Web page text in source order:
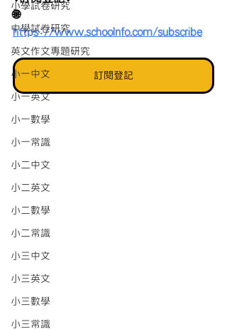
小學試卷研究
中學試卷研究
英文作文專題研究
小一中文
小一英文
小一數學
小一常識
小二中文
小二英文
小二數學
小二常識
小三中文
小三英文
小三數學
小三常識
🌐
https://www.schoolnfo.com/subscribe
訂閱登記